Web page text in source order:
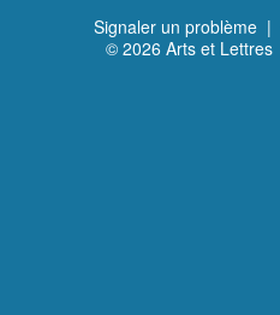
Signaler un problème |
© 2026 Arts et Lettres